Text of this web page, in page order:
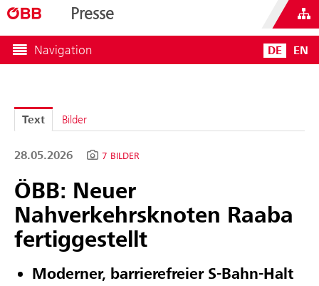
Presse
Navigation DE EN
Text Bilder
28.05.2026 7 BILDER
ÖBB: Neuer
Nahverkehrsknoten Raaba
fertiggestellt
Moderner, barrierefreier S-Bahn-Halt